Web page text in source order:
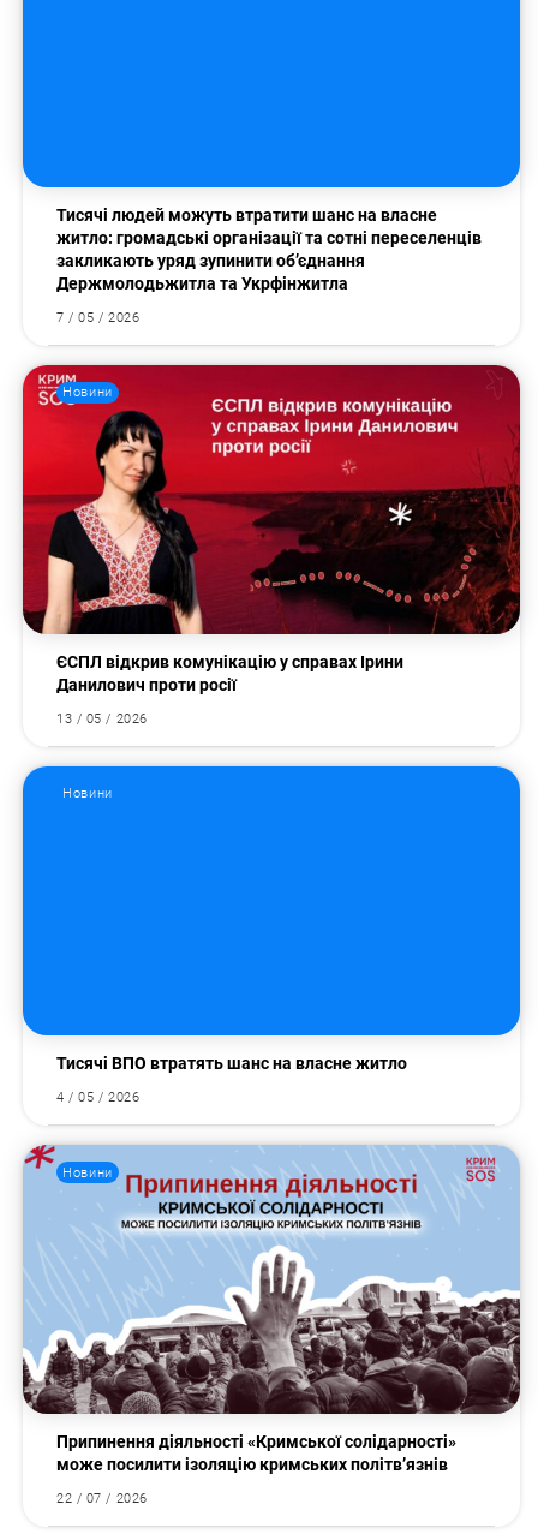
Пошук за запитом:
Тисячі людей можуть втратити шанс на власне
житло: громадські організації та сотні переселенців
закликають уряд зупинити об’єднання
Держмолодьжитла та Укрфінжитла
7 / 05 / 2026
Новини
ЄСПЛ відкрив комунікацію у справах Ірини
Данилович проти росії
13 / 05 / 2026
Новини
Тисячі ВПО втратять шанс на власне житло
4 / 05 / 2026
Новини
Припинення діяльності «Кримської солідарності»
може посилити ізоляцію кримських політв’язнів
22 / 07 / 2026